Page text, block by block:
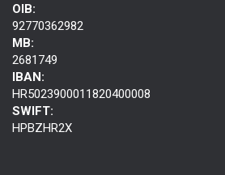
OIB:
92770362982
MB:
2681749
IBAN:
HR5023900011820400008
SWIFT:
HPBZHR2X